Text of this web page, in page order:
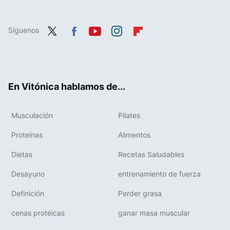
Síguenos
En Vitónica hablamos de...
Musculación Pilates
Proteínas Alimentos
Dietas Recetas Saludables
Desayuno entrenamiento de fuerza
Definición Perder grasa
cenas protéicas ganar masa muscular